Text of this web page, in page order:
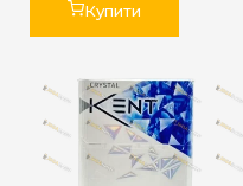
Купити